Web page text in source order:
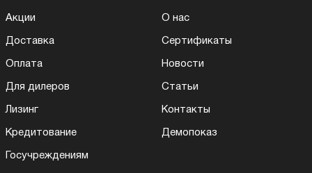
Акции
Доставка
Оплата
Для дилеров
Лизинг
Кредитование
Госучреждениям
О нас
Сертификаты
Новости
Статьи
Контакты
Демопоказ